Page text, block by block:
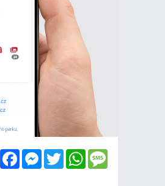
FacebookMessenger
TwitterWhatsApp